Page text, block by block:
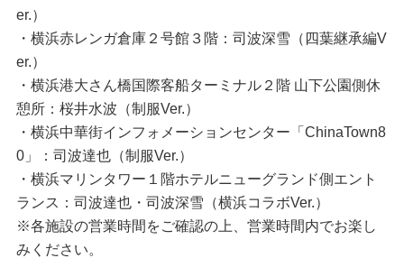
er.）
・横浜赤レンガ倉庫２号館３階：司波深雪（四葉継承編V
er.）
・横浜港大さん橋国際客船ターミナル２階 山下公園側休
憩所：桜井水波（制服Ver.）
・横浜中華街インフォメーションセンター「ChinaTown8
0」：司波達也（制服Ver.）
・横浜マリンタワー１階ホテルニューグランド側エント
ランス：司波達也・司波深雪（横浜コラボVer.）
※各施設の営業時間をご確認の上、営業時間内でお楽し
みください。